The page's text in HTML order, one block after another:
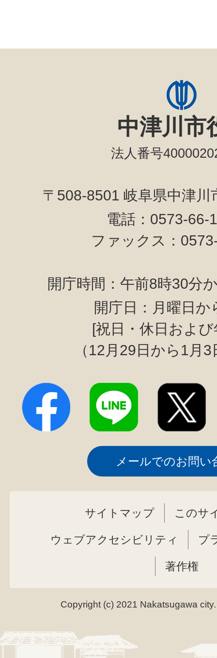
中津川市
法人番号
〒508-8501 岐阜県中津
電話：0573-
ファックス：
開庁時間：午前8時30分
開庁日：月曜日か
[祝日・休日およ
（12月29日から1月
メールでのお問い
サイトマップ このサ
ウェブアクセシビリティ プ
著作権
Copyright (c) 2021 Nakatsugawa